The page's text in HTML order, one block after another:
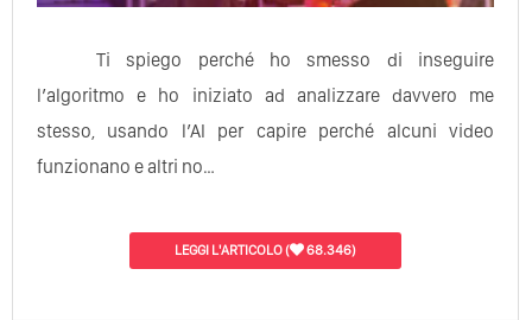
Ti spiego perché ho smesso di inseguire
l’algoritmo e ho iniziato ad analizzare davvero me
stesso, usando l’AI per capire perché alcuni video
funzionano e altri no…
LEGGI L'ARTICOLO( 68.346)